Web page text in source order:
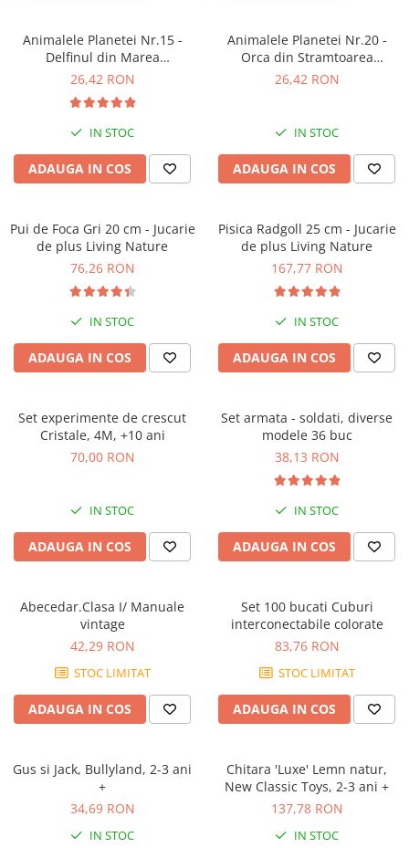
Animalele Planetei Nr.15 -
Delfinul din Marea
Mediterana, RBA, 18 luni+
26,42 RON
IN STOC
ADAUGA IN COS
Animalele Planetei Nr.20 -
Orca din Stramtoarea
Gibraltar
26,42 RON
IN STOC
ADAUGA IN COS
Pui de Foca Gri 20 cm - Jucarie
de plus Living Nature
76,26 RON
IN STOC
ADAUGA IN COS
Pisica Radgoll 25 cm - Jucarie
de plus Living Nature
167,77 RON
IN STOC
ADAUGA IN COS
Set experimente de crescut
Cristale, 4M, +10 ani
70,00 RON
IN STOC
ADAUGA IN COS
Set armata - soldati, diverse
modele 36 buc
38,13 RON
IN STOC
ADAUGA IN COS
Abecedar.Clasa I/ Manuale
vintage
42,29 RON
STOC LIMITAT
ADAUGA IN COS
Set 100 bucati Cuburi
interconectabile colorate
83,76 RON
STOC LIMITAT
ADAUGA IN COS
Gus si Jack, Bullyland, 2-3 ani
+
34,69 RON
IN STOC
Chitara 'Luxe' Lemn natur,
New Classic Toys, 2-3 ani +
137,78 RON
IN STOC